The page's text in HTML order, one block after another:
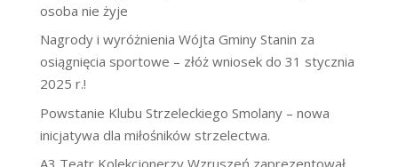
osoba nie żyje
Nagrody i wyróżnienia Wójta Gminy Stanin za
osiągnięcia sportowe – złóż wniosek do 31 stycznia
2025 r.!
Powstanie Klubu Strzeleckiego Smolany – nowa
inicjatywa dla miłośników strzelectwa.